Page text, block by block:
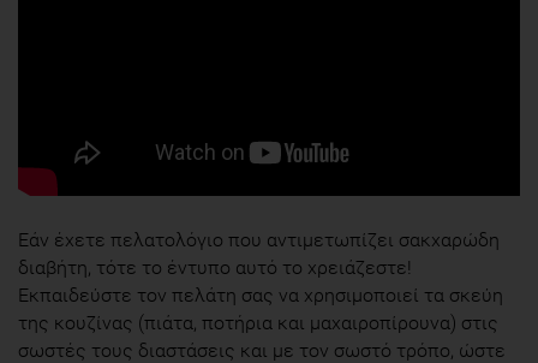
Εάν έχετε πελατολόγιο που αντιμετωπίζει σακχαρώδη
διαβήτη, τότε το έντυπο αυτό το χρειάζεστε!
Εκπαιδεύστε τον πελάτη σας να χρησιμοποιεί τα σκεύη
της κουζίνας (πιάτα, ποτήρια και μαχαιροπίρουνα) στις
σωστές τους διαστάσεις και με τον σωστό τρόπο, ώστε